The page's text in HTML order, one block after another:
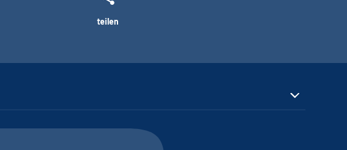
teilen